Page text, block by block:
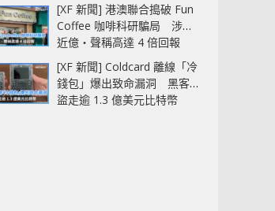
[XF 新聞] 港澳聯合搗破 Fun
Coffee 咖啡科研騙局 涉款
近億‧聲稱高達 4 倍回報
[XF 新聞] Coldcard 離線「冷
錢包」爆出致命漏洞 黑客已
盜走逾 1.3 億美元比特幣